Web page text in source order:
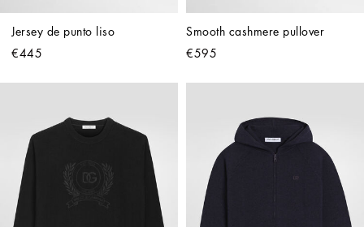
Jersey de punto liso
€445
Smooth cashmere pullover
€595